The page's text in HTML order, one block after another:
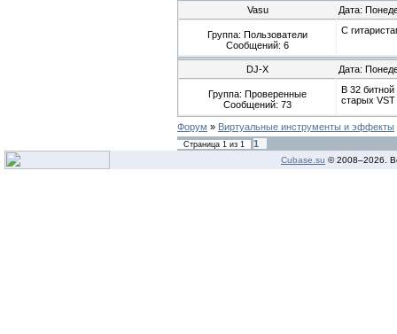
Vasu Дата:
Группа: Пользователи
Сообщений: 6
С
DJ-X Дата:
Группа: Проверенные
Сообщений: 73
В 32 битной
старых VST
Форум » Виртуальные инструменты и эффекты
Страница 1 из 1 1
Cubase.su © 2008–2026.